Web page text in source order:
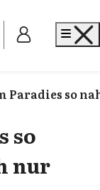
Paradies so
so
nur